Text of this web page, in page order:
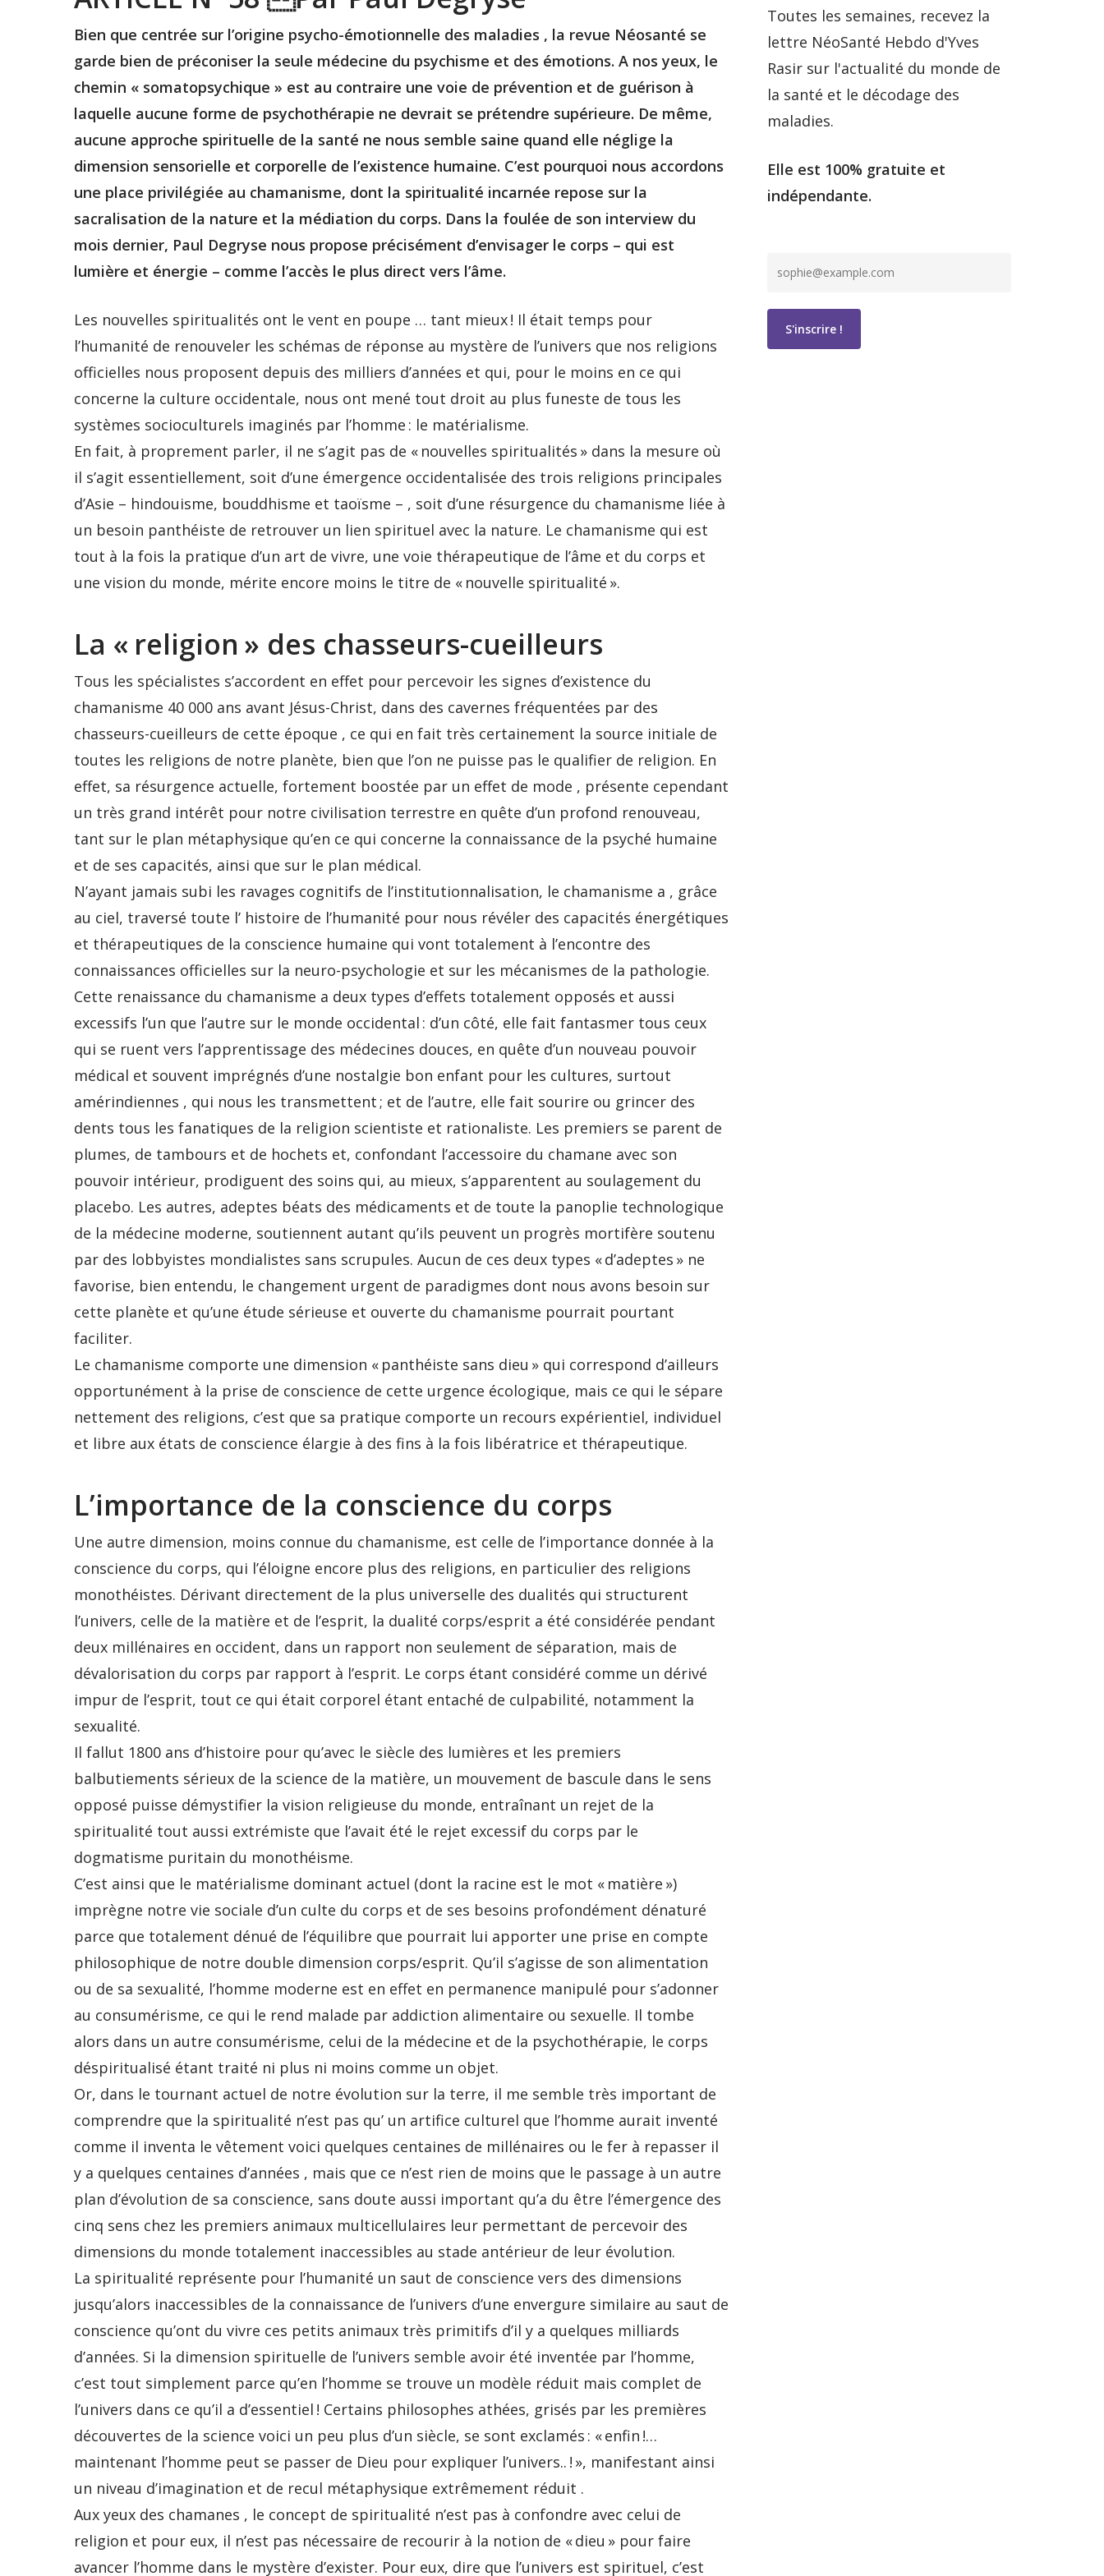
Bien que centrée sur l’origine psycho-émotionnelle des maladies , la revue Néosanté se
garde bien de préconiser la seule médecine du psychisme et des émotions. A nos yeux, le
chemin « somatopsychique » est au contraire une voie de prévention et de guérison à
laquelle aucune forme de psychothérapie ne devrait se prétendre supérieure. De même,
aucune approche spirituelle de la santé ne nous semble saine quand elle néglige la
dimension sensorielle et corporelle de l’existence humaine. C’est pourquoi nous accordons
une place privilégiée au chamanisme, dont la spiritualité incarnée repose sur la
sacralisation de la nature et la médiation du corps. Dans la foulée de son interview du
mois dernier, Paul Degryse nous propose précisément d’envisager le corps – qui est
lumière et énergie – comme l’accès le plus direct vers l’âme.
Les nouvelles spiritualités ont le vent en poupe … tant mieux ! Il était temps pour
l’humanité de renouveler les schémas de réponse au mystère de l’univers que nos religions
officielles nous proposent depuis des milliers d’années et qui, pour le moins en ce qui
concerne la culture occidentale, nous ont mené tout droit au plus funeste de tous les
systèmes socioculturels imaginés par l’homme : le matérialisme.
En fait, à proprement parler, il ne s’agit pas de « nouvelles spiritualités » dans la mesure où
il s’agit essentiellement, soit d’une émergence occidentalisée des trois religions principales
d’Asie – hindouisme, bouddhisme et taoïsme – , soit d’une résurgence du chamanisme liée à
un besoin panthéiste de retrouver un lien spirituel avec la nature. Le chamanisme qui est
tout à la fois la pratique d’un art de vivre, une voie thérapeutique de l’âme et du corps et
une vision du monde, mérite encore moins le titre de « nouvelle spiritualité ».
La « religion » des chasseurs-cueilleurs
Tous les spécialistes s’accordent en effet pour percevoir les signes d’existence du
chamanisme 40 000 ans avant Jésus-Christ, dans des cavernes fréquentées par des
chasseurs-cueilleurs de cette époque , ce qui en fait très certainement la source initiale de
toutes les religions de notre planète, bien que l’on ne puisse pas le qualifier de religion. En
effet, sa résurgence actuelle, fortement boostée par un effet de mode , présente cependant
un très grand intérêt pour notre civilisation terrestre en quête d’un profond renouveau,
tant sur le plan métaphysique qu’en ce qui concerne la connaissance de la psyché humaine
et de ses capacités, ainsi que sur le plan médical.
N’ayant jamais subi les ravages cognitifs de l’institutionnalisation, le chamanisme a , grâce
au ciel, traversé toute l’ histoire de l’humanité pour nous révéler des capacités énergétiques
et thérapeutiques de la conscience humaine qui vont totalement à l’encontre des
connaissances officielles sur la neuro-psychologie et sur les mécanismes de la pathologie.
Cette renaissance du chamanisme a deux types d’effets totalement opposés et aussi
excessifs l’un que l’autre sur le monde occidental : d’un côté, elle fait fantasmer tous ceux
qui se ruent vers l’apprentissage des médecines douces, en quête d’un nouveau pouvoir
médical et souvent imprégnés d’une nostalgie bon enfant pour les cultures, surtout
amérindiennes , qui nous les transmettent ; et de l’autre, elle fait sourire ou grincer des
dents tous les fanatiques de la religion scientiste et rationaliste. Les premiers se parent de
plumes, de tambours et de hochets et, confondant l’accessoire du chamane avec son
pouvoir intérieur, prodiguent des soins qui, au mieux, s’apparentent au soulagement du
placebo. Les autres, adeptes béats des médicaments et de toute la panoplie technologique
de la médecine moderne, soutiennent autant qu’ils peuvent un progrès mortifère soutenu
par des lobbyistes mondialistes sans scrupules. Aucun de ces deux types « d’adeptes » ne
favorise, bien entendu, le changement urgent de paradigmes dont nous avons besoin sur
cette planète et qu’une étude sérieuse et ouverte du chamanisme pourrait pourtant
faciliter.
Le chamanisme comporte une dimension « panthéiste sans dieu » qui correspond d’ailleurs
opportunément à la prise de conscience de cette urgence écologique, mais ce qui le sépare
nettement des religions, c’est que sa pratique comporte un recours expérientiel, individuel
et libre aux états de conscience élargie à des fins à la fois libératrice et thérapeutique.
L’importance de la conscience du corps
Une autre dimension, moins connue du chamanisme, est celle de l’importance donnée à la
conscience du corps, qui l’éloigne encore plus des religions, en particulier des religions
monothéistes. Dérivant directement de la plus universelle des dualités qui structurent
l’univers, celle de la matière et de l’esprit, la dualité corps/esprit a été considérée pendant
deux millénaires en occident, dans un rapport non seulement de séparation, mais de
dévalorisation du corps par rapport à l’esprit. Le corps étant considéré comme un dérivé
impur de l’esprit, tout ce qui était corporel étant entaché de culpabilité, notamment la
sexualité.
Il fallut 1800 ans d’histoire pour qu’avec le siècle des lumières et les premiers
balbutiements sérieux de la science de la matière, un mouvement de bascule dans le sens
opposé puisse démystifier la vision religieuse du monde, entraînant un rejet de la
spiritualité tout aussi extrémiste que l’avait été le rejet excessif du corps par le
dogmatisme puritain du monothéisme.
C’est ainsi que le matérialisme dominant actuel (dont la racine est le mot « matière »)
imprègne notre vie sociale d’un culte du corps et de ses besoins profondément dénaturé
parce que totalement dénué de l’équilibre que pourrait lui apporter une prise en compte
philosophique de notre double dimension corps/esprit. Qu’il s’agisse de son alimentation
ou de sa sexualité, l’homme moderne est en effet en permanence manipulé pour s’adonner
au consumérisme, ce qui le rend malade par addiction alimentaire ou sexuelle. Il tombe
alors dans un autre consumérisme, celui de la médecine et de la psychothérapie, le corps
déspiritualisé étant traité ni plus ni moins comme un objet.
Or, dans le tournant actuel de notre évolution sur la terre, il me semble très important de
comprendre que la spiritualité n’est pas qu’ un artifice culturel que l’homme aurait inventé
comme il inventa le vêtement voici quelques centaines de millénaires ou le fer à repasser il
y a quelques centaines d’années , mais que ce n’est rien de moins que le passage à un autre
plan d’évolution de sa conscience, sans doute aussi important qu’a du être l’émergence des
cinq sens chez les premiers animaux multicellulaires leur permettant de percevoir des
dimensions du monde totalement inaccessibles au stade antérieur de leur évolution.
La spiritualité représente pour l’humanité un saut de conscience vers des dimensions
jusqu’alors inaccessibles de la connaissance de l’univers d’une envergure similaire au saut de
conscience qu’ont du vivre ces petits animaux très primitifs d’il y a quelques milliards
d’années. Si la dimension spirituelle de l’univers semble avoir été inventée par l’homme,
c’est tout simplement parce qu’en l’homme se trouve un modèle réduit mais complet de
l’univers dans ce qu’il a d’essentiel ! Certains philosophes athées, grisés par les premières
découvertes de la science voici un peu plus d’un siècle, se sont exclamés : « enfin !…
maintenant l’homme peut se passer de Dieu pour expliquer l’univers.. ! », manifestant ainsi
un niveau d’imagination et de recul métaphysique extrêmement réduit .
Aux yeux des chamanes , le concept de spiritualité n’est pas à confondre avec celui de
religion et pour eux, il n’est pas nécessaire de recourir à la notion de « dieu » pour faire
avancer l’homme dans le mystère d’exister. Pour eux, dire que l’univers est spirituel, c’est
Toutes les semaines, recevez la
lettre NéoSanté Hebdo d'Yves
Rasir sur l'actualité du monde de
la santé et le décodage des
maladies.
Elle est 100% gratuite et
indépendante.